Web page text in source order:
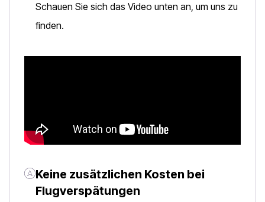
Schauen Sie sich das Video unten an, um uns zu
finden.
Keine zusätzlichen Kosten bei
Flugverspätungen